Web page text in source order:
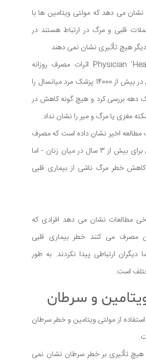
می دهد که مولتی ویتامین ها با
قلبی و مرگ در ارتباط هستند در
هیچ تأثیری نشان نمی دهند
Physician ’Health Study II اثرات مصرف روزانه
مولتی ویتامین در بیش از 14000 پزشک مرد میانسال را
دهه بررسی کرد و هیچ گونه کاهش در
مغزی یا مرگ و میر را نشان نداد.
مطالعه اخیر نشان داده است که مصرف
مولتی ویتامین برای بیش از 3 سال در میان زنان - اما
کاهش خطر مرگ ناشی از بیماری قلبی
مطالعات نشان می دهد افرادی که
مصرف می کنند خطر بیماری قلبی
دیگران ارتباطی پیدا نکردند. به طور
است.
و سرطان
از مولتی ویتامین و خطر سرطان
هیچ تأثیری بر خطر سرطان نشان نمی